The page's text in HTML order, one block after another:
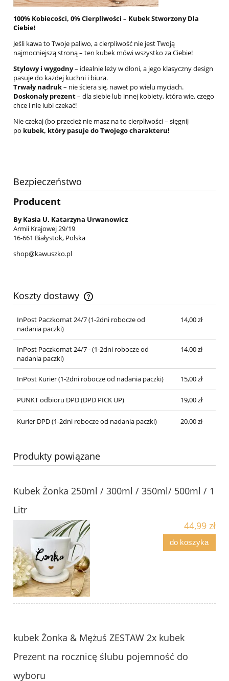
100% Kobiecości, 0% Cierpliwości – Kubek Stworzony Dla
Ciebie!
Jeśli kawa to Twoje paliwo, a cierpliwość nie jest Twoją
najmocniejszą stroną – ten kubek mówi wszystko za Ciebie!
Stylowy i wygodny– idealnie leży w dłoni, a jego klasyczny design
pasuje do każdej kuchni i biura.
Trwały nadruk– nie ściera się, nawet po wielu myciach.
Doskonały prezent– dla siebie lub innej kobiety, która wie, czego
chce i nie lubi czekać!
Nie czekaj (bo przecież nie masz na to cierpliwości – sięgnij
po kubek, który pasuje do Twojego charakteru!
Bezpieczeństwo
Producent
By Kasia U. Katarzyna Urwanowicz
Armii Krajowej 29/19
16-661 Białystok, Polska
shop@kawuszko.pl
Koszty dostawy
Cena nie zawiera ewentualnych kosztów płatności
InPost Paczkomat 24/7 (1-2dni robocze od
nadania paczki)
14,00 zł
InPost Paczkomat 24/7 - (1-2dni robocze od
nadania paczki)
14,00 zł
InPost Kurier (1-2dni robocze od nadania paczki) 15,00 zł
PUNKT odbioru DPD (DPD PICK UP) 19,00 zł
Kurier DPD (1-2dni robocze od nadania paczki) 20,00 zł
Produkty powiązane
Kubek Żonka 250ml / 300ml / 350ml/ 500ml / 1
Litr
44,99 zł
do koszyka
kubek Żonka & Mężuś ZESTAW 2x kubek
Prezent na rocznicę ślubu pojemność do
wyboru